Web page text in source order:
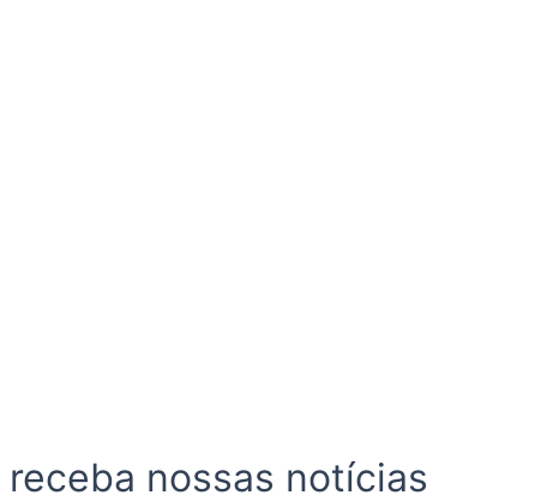
nossas notícias